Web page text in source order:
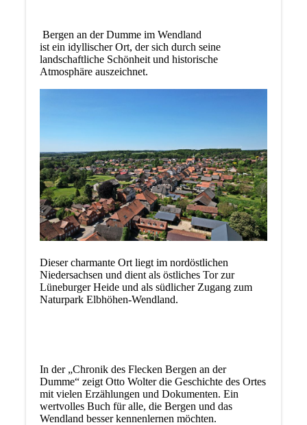
Bergen an der Dumme im Wendland
ist ein idyllischer Ort, der sich durch seine
landschaftliche Schönheit und historische
Atmosphäre auszeichnet.
Dieser charmante Ort liegt im nordöstlichen
Niedersachsen und dient als östliches Tor zur
Lüneburger Heide und als südlicher Zugang zum
Naturpark Elbhöhen-Wendland.
In der „Chronik des Flecken Bergen an der
Dumme“ zeigt Otto Wolter die Geschichte des Ortes
mit vielen Erzählungen und Dokumenten. Ein
wertvolles Buch für alle, die Bergen und das
Wendland besser kennenlernen möchten.